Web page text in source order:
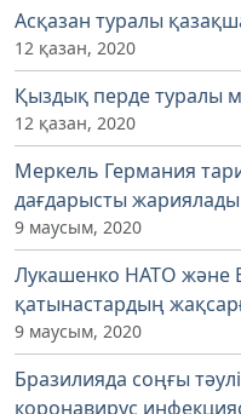
Асқазан туралы
12 қазан, 2020
Қыздық перде туралы
12 қазан, 2020
Меркель Германия
дағдарысты жариялады
9 маусым, 2020
Лукашенко НАТО және
қатынастардың
9 маусым, 2020
Бразилияда соңғы
коронавирус